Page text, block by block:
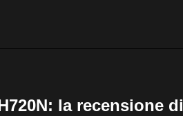
la recensione di